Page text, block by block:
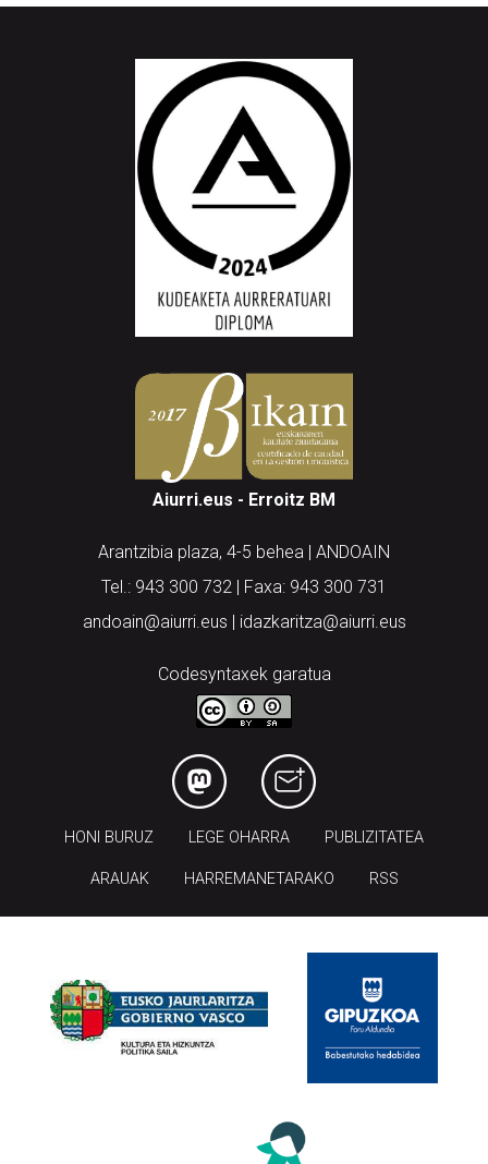
Aiurri.eus - Erroitz BM
Arantzibia plaza, 4-5 behea | ANDOAIN
Tel.: 943 300 732 | Faxa: 943 300 731
andoain@aiurri.eus | idazkaritza@aiurri.eus
Codesyntaxek garatua
HONI BURUZ LEGE OHARRA PUBLIZITATEA
ARAUAK HARREMANETARAKO RSS